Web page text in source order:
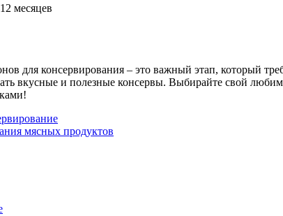
месяцев
для консервирования – это важный этап, который
вкусные и полезные консервы. Выбирайте свой
мясных продуктов